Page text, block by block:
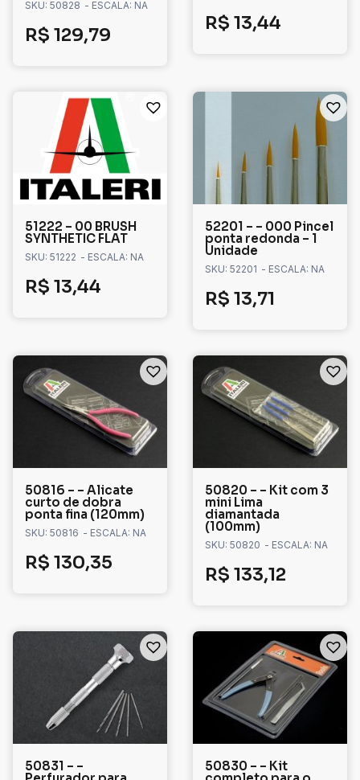
SKU: 50828 - ESCALA: NA
R$ 129,79
R$ 13,44
51222 – 00 BRUSH
SYNTHETIC FLAT
SKU: 51222 - ESCALA: NA
R$ 13,44
52201 – – 000 Pincel
ponta redonda – 1
Unidade
SKU: 52201 - ESCALA: NA
R$ 13,71
50816 – – Alicate
curto de dobra
ponta fina (120mm)
SKU: 50816 - ESCALA: NA
R$ 130,35
50820 – – Kit com 3
mini Lima
diamantada
(100mm)
SKU: 50820 - ESCALA: NA
R$ 133,12
50831 – – 50830 – – Kit